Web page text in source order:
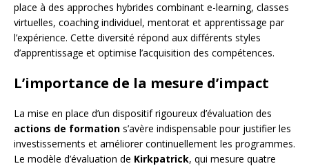
place à des approches hybrides combinant e-learning, classes
virtuelles, coaching individuel, mentorat et apprentissage par
l’expérience. Cette diversité répond aux différents styles
d’apprentissage et optimise l’acquisition des compétences.
L’importance de la mesure d’impact
La mise en place d’un dispositif rigoureux d’évaluation des
actions de formation s’avère indispensable pour justifier les
investissements et améliorer continuellement les programmes.
Le modèle d’évaluation de Kirkpatrick, qui mesure quatre